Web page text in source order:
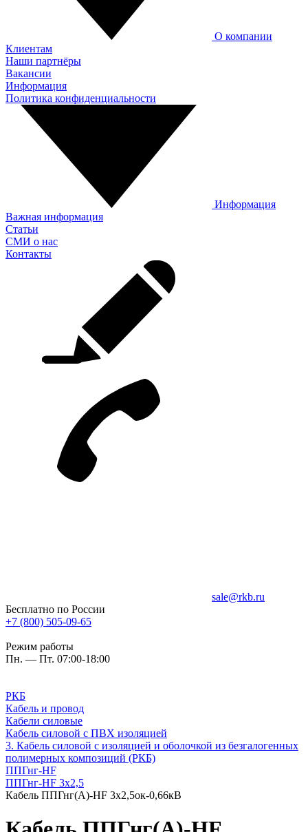
О компании
Клиентам
Наши партнёры
Вакансии
Информация
Политика конфиденциальности
Информация
Важная информация
Статьи
СМИ о нас
Контакты
sale@rkb.ru
Бесплатно по России
+7 (800) 505-09-65
Режим работы
Пн. — Пт. 07:00-18:00
РКБ
Кабель и провод
Кабели силовые
Кабель силовой с ПВХ изоляцией
3. Кабель силовой с изоляцией и оболочкой из безгалогенных
полимерных композиций (РКБ)
ППГнг-HF
ППГнг-HF 3х2,5
Кабель ППГнг(А)-HF 3х2,5ок-0,66кВ